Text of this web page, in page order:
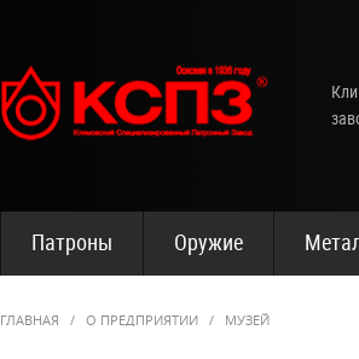
Патроны Оружие
ГЛАВНАЯ / О ПРЕДПРИЯТИИ / МУЗЕЙ